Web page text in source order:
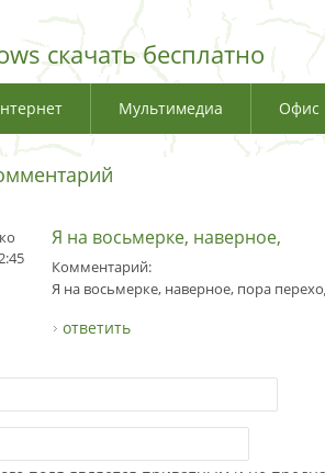
скачать бесплатно
Мультимедиа Офис
Я на восьмерке, наверное,
Комментарий:
Я на восьмерке, наверное, пора
ответить